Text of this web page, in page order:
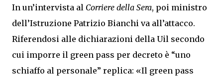
In un’intervista al Corriere della Sera, poi ministro
dell’Istruzione Patrizio Bianchi va all’attacco.
Riferendosi alle dichiarazioni della Uil secondo
cui imporre il green pass per decreto è “uno
schiaffo al personale” replica: «Il green pass